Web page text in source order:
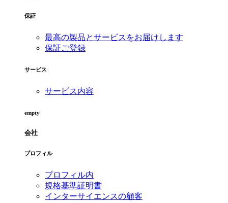
保証
最高の製品とサービスをお届けします
保証ご登録
サービス
サービス内容
empty
会社
プロフィル
プロフィル内
規格基準証明書
インターサイエンスの顧客